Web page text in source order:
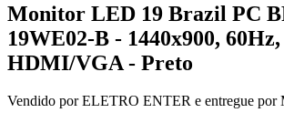
Monitor LED 19 Brazil PC
19WE02-B - 1440x900,
HDMI/VGA - Preto
Vendido porELETRO ENTER e entregue por